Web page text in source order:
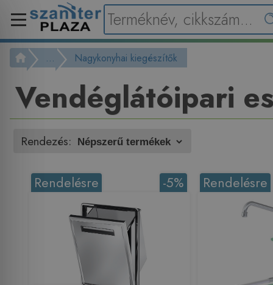
... Nagykonyhai kiegészítők
Vendéglátóipari
Rendezés:
-5%
Rendelésre Rendelésre